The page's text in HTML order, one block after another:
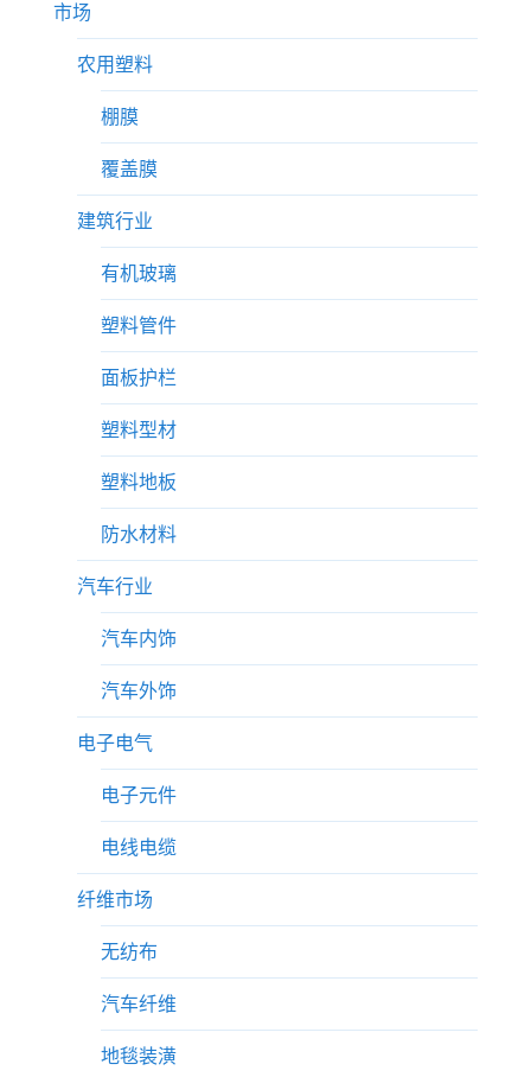
市场
农用塑料
棚膜
覆盖膜
建筑行业
有机玻璃
塑料管件
面板护栏
塑料型材
塑料地板
防水材料
汽车行业
汽车内饰
汽车外饰
电子电气
电子元件
电线电缆
纤维市场
无纺布
汽车纤维
地毯装潢